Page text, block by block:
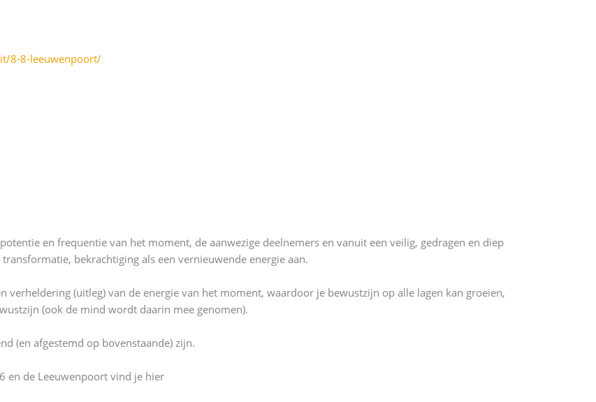
8-8-leeuwenpoort/
en frequentie van het moment, de aanwezige deelnemers en vanuit een veilig, gedragen en diep
bekrachtiging als een vernieuwende energie aan.
verheldering (uitleg) van de energie van het moment, waardoor je bewustzijn op alle lagen kan groeien,
(ook de mind wordt daarin mee genomen).
(en afgestemd op bovenstaande) zijn.
en de Leeuwenpoort vind je hier